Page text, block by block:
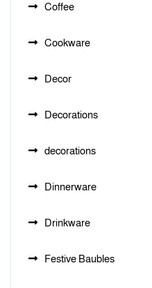
Coffee
Cookware
Decor
Decorations
decorations
Dinnerware
Drinkware
Festive Baubles